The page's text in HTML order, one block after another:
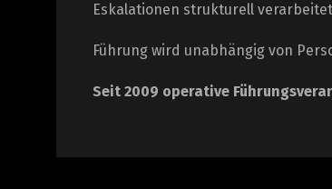
Eskalationen strukturell
Führung wird unabhängig von
Seit 2009 operative